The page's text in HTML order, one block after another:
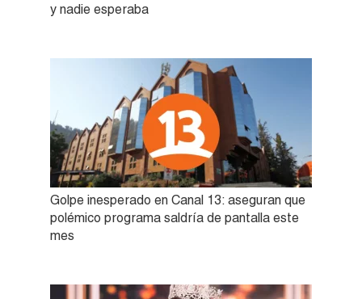
y nadie esperaba
Golpe inesperado en Canal 13: aseguran que
polémico programa saldría de pantalla este
mes